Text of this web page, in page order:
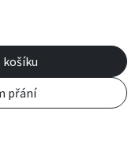
košíku
přání